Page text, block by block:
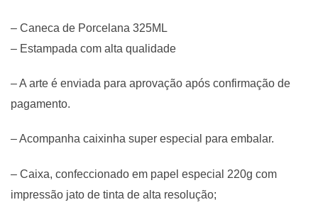
– Caneca de Porcelana 325ML
– Estampada com alta qualidade
– A arte é enviada para aprovação após confirmação de
pagamento.
– Acompanha caixinha super especial para embalar.
– Caixa, confeccionado em papel especial 220g com
impressão jato de tinta de alta resolução;